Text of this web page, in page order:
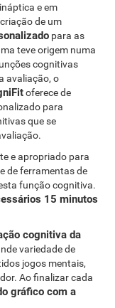
e em
de um
para as
teve origem numa
cognitivas
avaliação, o
oferece de
para
que se
e apropriado para
de ferramentas de
função cognitiva.
15 minutos
cognitiva da
variedade de
jogos mentais,
Ao finalizar cada
gráfico com a